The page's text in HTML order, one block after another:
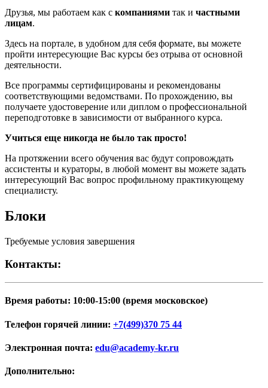
Друзья, мы работаем как с компаниями так и частными
лицам.
Здесь на портале, в удобном для себя формате, вы можете
пройти интересующие Вас курсы без отрыва от основной
деятельности.
Все программы сертифицированы и рекомендованы
соответствующими ведомствами. По прохождению, вы
получаете удостоверение или диплом о профессиональной
переподготовке в зависимости от выбранного курса.
Учиться еще никогда не было так просто!
На протяжении всего обучения вас будут сопровождать
ассистенты и кураторы, в любой момент вы можете задать
интересующий Вас вопрос профильному практикующему
специалисту.
Блоки
Требуемые условия завершения
Контакты:
Время работы: 10:00-15:00 (время московское)
Телефон горячей линии: +7(499)370 75 44
Электронная почта: edu@academy-kr.ru
Дополнительно: